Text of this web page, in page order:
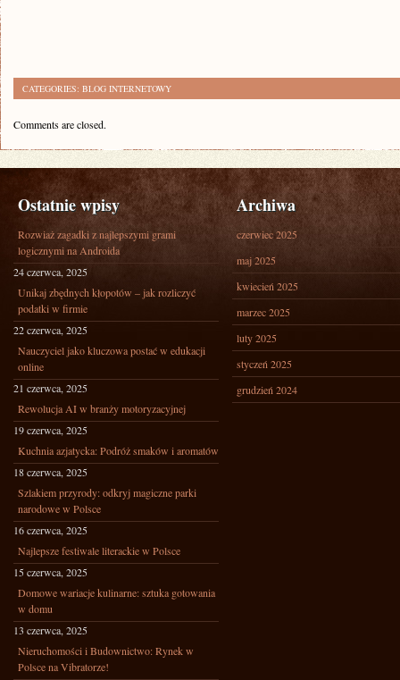
CATEGORIES: BLOG INTERNETOWY
Comments are closed.
Ostatnie wpisy
Rozwiaż zagadki z najlepszymi grami
logicznymi na Androida
24 czerwca, 2025
Unikaj zbędnych kłopotów – jak rozliczyć
podatki w firmie
22 czerwca, 2025
Nauczyciel jako kluczowa postać w edukacji
online
21 czerwca, 2025
Rewolucja AI w branży motoryzacyjnej
19 czerwca, 2025
Kuchnia azjatycka: Podróż smaków i aromatów
18 czerwca, 2025
Szlakiem przyrody: odkryj magiczne parki
narodowe w Polsce
16 czerwca, 2025
Najlepsze festiwale literackie w Polsce
15 czerwca, 2025
Domowe wariacje kulinarne: sztuka gotowania
w domu
13 czerwca, 2025
Nieruchomości i Budownictwo: Rynek w
Polsce na Vibratorze!
Archiwa
czerwiec 2025
maj 2025
kwiecień 2025
marzec 2025
luty 2025
styczeń 2025
grudzień 2024